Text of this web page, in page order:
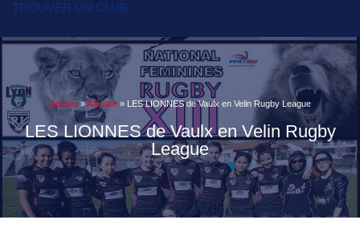
TROUVER UN CLUB
Accueil»A la une» LES LIONNES de Vaulx en Velin Rugby League
LES LIONNES de Vaulx en Velin Rugby
League